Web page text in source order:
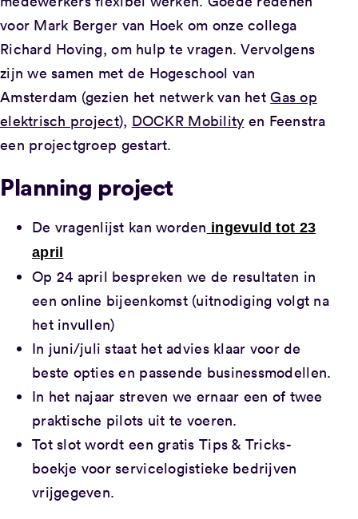
voor Mark Berger van Hoek om onze collega
Richard Hoving, om hulp te vragen. Vervolgens
zijn we samen met de Hogeschool van
Amsterdam (gezien het netwerk van hetGas op
elektrisch project), DOCKR Mobility en Feenstra
een projectgroep gestart.
Planning project
De vragenlijst kan worden ingevuld tot 23
april
Op 24 april bespreken we de resultaten in
een online bijeenkomst (uitnodiging volgt na
het invullen)
In juni/juli staat het advies klaar voor de
beste opties en passende businessmodellen.
In het najaar streven we ernaar een of twee
praktische pilots uit te voeren.
Tot slot wordt een gratis Tips & Tricks-
boekje voor servicelogistieke bedrijven
vrijgegeven.